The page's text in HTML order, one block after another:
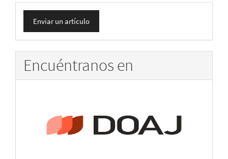
Enviar
un
artículo
Enviar un artículo
Encuéntranos en